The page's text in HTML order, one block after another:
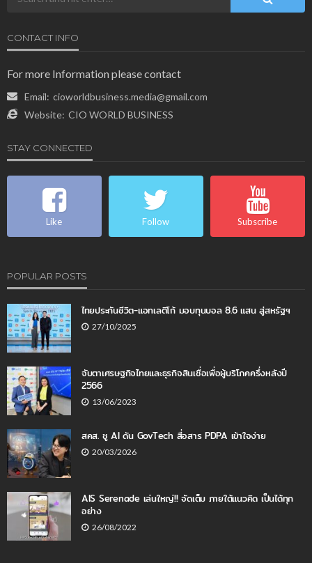
CONTACT INFO
For more Information please contact
Email: cioworldbusiness.media@gmail.com
Website: CIO WORLD BUSINESS
STAY CONNECTED
Like Follow Subscribe
POPULAR POSTS
ไทยประกันชีวิต-แอทเลติโก้ มอบทุนบอล 8.6 แสน สู่สหรัฐฯ
27/10/2025
จับตาเศรษฐกิจไทยและธุรกิจสินเชื่อเพื่อผู้บริโภคครึ่งหลังปี
2566
13/06/2023
สคส. ชู AI ดัน GovTech สื่อสาร PDPA เข้าใจง่าย
20/03/2026
AIS Serenade เล่นใหญ่!! จัดเต็ม ภายใต้แนวคิด เป็นได้ทุก
อย่าง
26/08/2022